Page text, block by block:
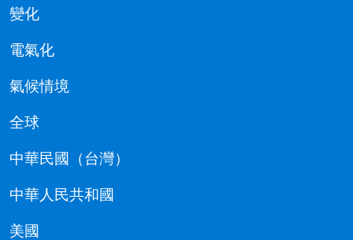
變化
電氣化
氣候情境
全球
中華民國（台灣）
中華人民共和國
美國